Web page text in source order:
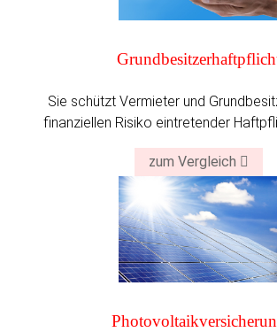
Sie schützt Vermieter und
finanziellen Risiko eintretender
zum Vergleich